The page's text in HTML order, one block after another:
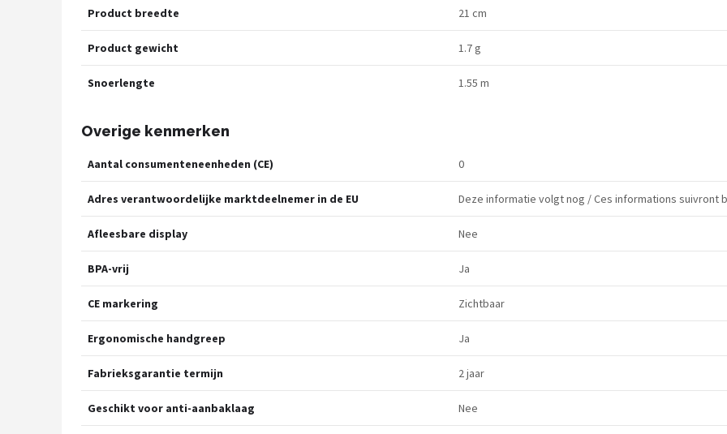
Product breedte 21 cm
Product gewicht 1.7 g
Snoerlengte 1.55 m
Overige kenmerken
Aantal consumenteneenheden (CE) 0
Adres verantwoordelijke marktdeelnemer in de EU Deze informatie volgt nog / Ces informations suivront
Afleesbare display Nee
BPA-vrij Ja
CE markering Zichtbaar
Ergonomische handgreep Ja
Fabrieksgarantie termijn 2 jaar
Geschikt voor anti-aanbaklaag Nee